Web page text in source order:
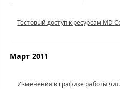
Тестовый доступ к ресурсам MD
Март 2011
Изменения в графике работы